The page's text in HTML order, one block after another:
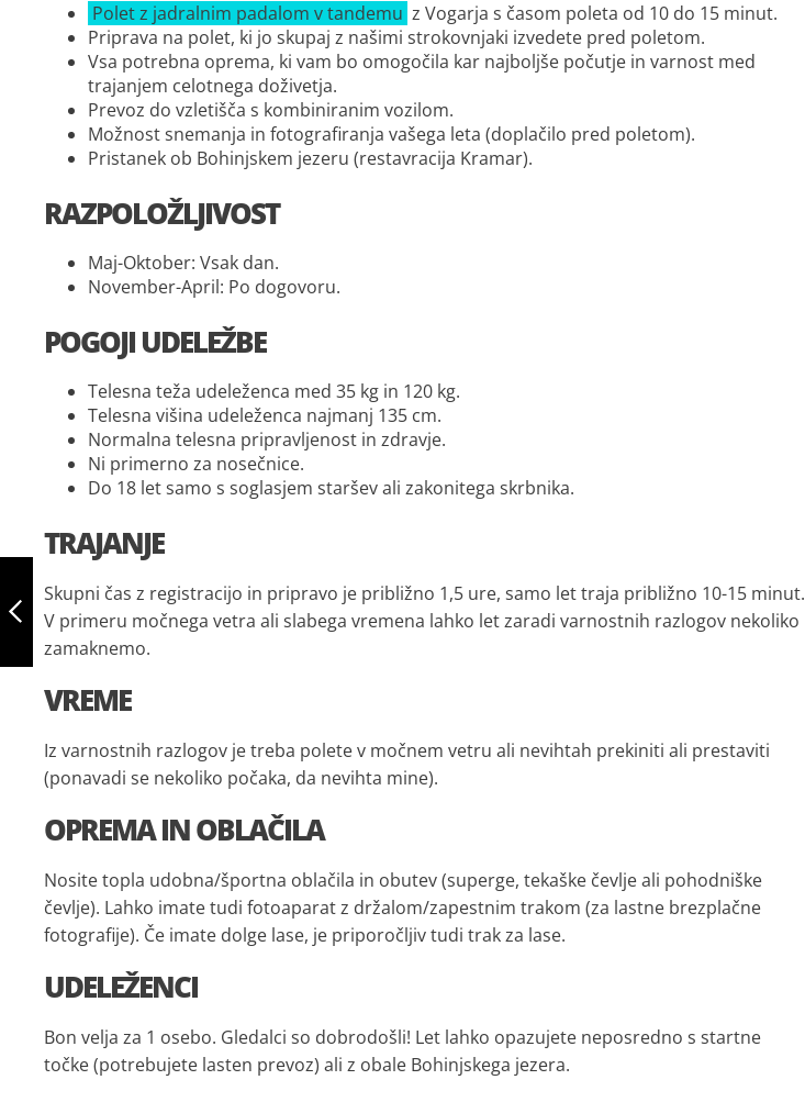
Polet z jadralnim padalom v tandemu z Vogarja s časom poleta od 10 do 15 minut.
Priprava na polet, ki jo skupaj z našimi strokovnjaki izvedete pred poletom.
Vsa potrebna oprema, ki vam bo omogočila kar najboljše počutje in varnost med
trajanjem celotnega doživetja.
Prevoz do vzletišča s kombiniranim vozilom.
Možnost snemanja in fotografiranja vašega leta (doplačilo pred poletom).
Pristanek ob Bohinjskem jezeru (restavracija Kramar).
RAZPOLOŽLJIVOST
Maj-Oktober: Vsak dan.
November-April: Po dogovoru.
POGOJI UDELEŽBE
Telesna teža udeleženca med 35 kg in 120 kg.
Telesna višina udeleženca najmanj 135 cm.
Normalna telesna pripravljenost in zdravje.
Ni primerno za nosečnice.
Do 18 let samo s soglasjem staršev ali zakonitega skrbnika.
TRAJANJE
Skupni čas z registracijo in pripravo je približno 1,5 ure, samo let traja približno 10-15 minut.
V primeru močnega vetra ali slabega vremena lahko let zaradi varnostnih razlogov nekoliko
zamaknemo.
VREME
Iz varnostnih razlogov je treba polete v močnem vetru ali nevihtah prekiniti ali prestaviti
(ponavadi se nekoliko počaka, da nevihta mine).
OPREMA IN OBLAČILA
Nosite topla udobna/športna oblačila in obutev (superge, tekaške čevlje ali pohodniške
čevlje). Lahko imate tudi fotoaparat z držalom/zapestnim trakom (za lastne brezplačne
fotografije). Če imate dolge lase, je priporočljiv tudi trak za lase.
UDELEŽENCI
Bon velja za 1 osebo. Gledalci so dobrodošli! Let lahko opazujete neposredno s startne
točke (potrebujete lasten prevoz) ali z obale Bohinjskega jezera.
JADRALNIM
PADALOM -
VOGEL
PREJŠNJI